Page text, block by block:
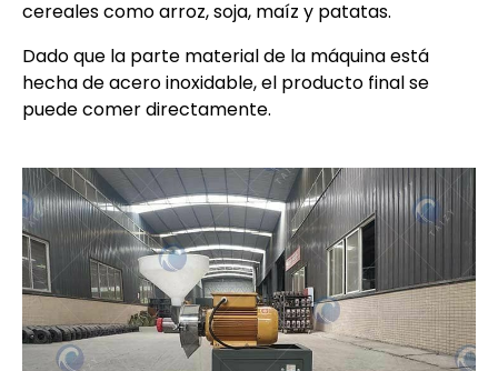
cereales como arroz, soja, maíz y patatas.
Dado que la parte material de la máquina está
hecha de acero inoxidable, el producto final se
puede comer directamente.